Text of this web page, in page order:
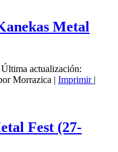
Metal
Última actualización:
Morrazica | Imprimir |
Fest (27-